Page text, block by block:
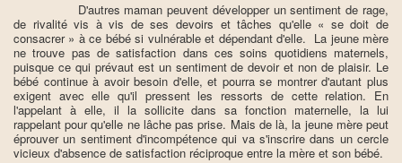
D'autres maman peuvent développer un sentiment de rage,
de rivalité vis à vis de ses devoirs et tâches qu'elle « se doit de
consacrer » à ce bébé si vulnérable et dépendant d'elle. La jeune mère
ne trouve pas de satisfaction dans ces soins quotidiens maternels,
puisque ce qui prévaut est un sentiment de devoir et non de plaisir. Le
bébé continue à avoir besoin d'elle, et pourra se montrer d'autant plus
exigent avec elle qu'il pressent les ressorts de cette relation. En
l'appelant à elle, il la sollicite dans sa fonction maternelle, la lui
rappelant pour qu'elle ne lâche pas prise. Mais de là, la jeune mère peut
éprouver un sentiment d'incompétence qui va s'inscrire dans un cercle
vicieux d'absence de satisfaction réciproque entre la mère et son bébé.